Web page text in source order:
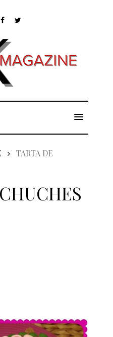
TARTA DE